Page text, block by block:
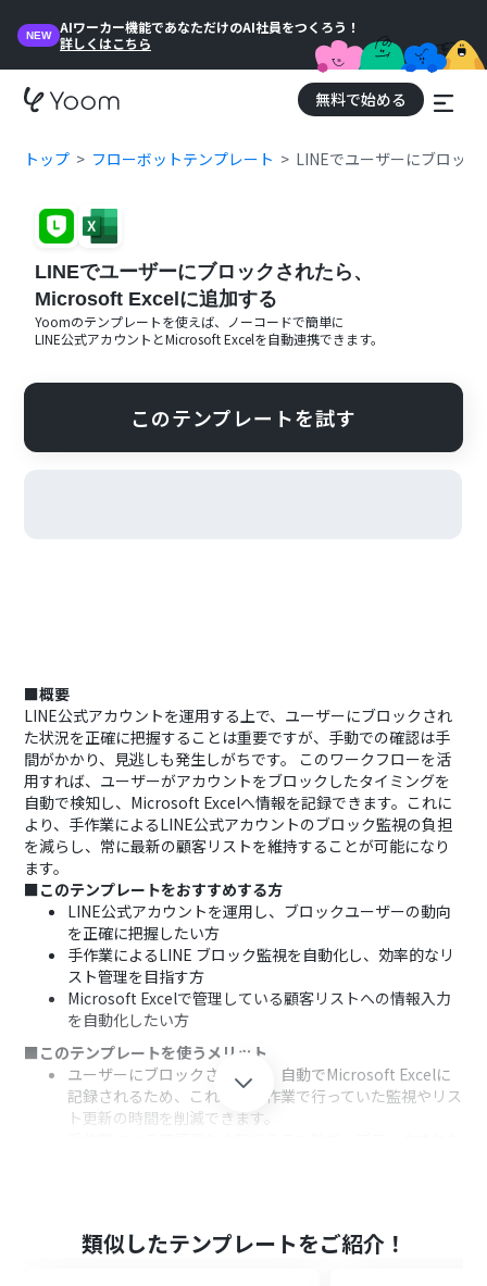
NEW
AIワーカー機能であなただけのAI社員をつくろう！
詳しくはこちら
無料で始める
トップ フローボットテンプレート LINEでユーザーにブロッ
LINEでユーザーにブロックされたら、
Microsoft Excelに追加する
Yoomのテンプレートを使えば、ノーコードで簡単に
LINE公式アカウント とMicrosoft Excelを自動連携できます。
このテンプレートを試す
■概要
LINE公式アカウントを運用する上で、ユーザーにブロックされ
た状況を正確に把握することは重要ですが、手動での確認は手
間がかかり、見逃しも発生しがちです。 このワークフローを活
用すれば、ユーザーがアカウントをブロックしたタイミングを
自動で検知し、Microsoft Excelへ情報を記録できます。これに
より、手作業によるLINE公式アカウントのブロック監視の負担
を減らし、常に最新の顧客リストを維持することが可能になり
ます。
■このテンプレートをおすすめする方
LINE公式アカウントを運用し、ブロックユーザーの動向
を正確に把握したい方
手作業によるLINE ブロック監視を自動化し、効率的なリ
スト管理を目指す方
Microsoft Excelで管理している顧客リストへの情報入力
を自動化したい方
■このテンプレートを使うメリット
ユーザーにブロックされた際、自動でMicrosoft Excelに
記録されるため、これまで手作業で行っていた監視やリス
ト更新の時間を削減できます。
はじめに、LINE公式アカウントとMicrosoft Excelを
Yoomと連携します。
類似したテンプレートをご紹介！